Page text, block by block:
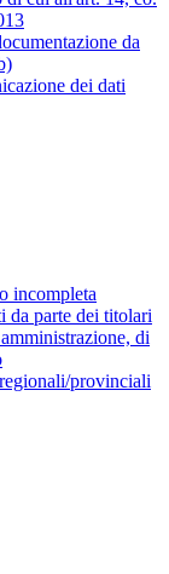
da
dei dati
incompleta
da parte dei titolari
di
provinciali